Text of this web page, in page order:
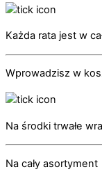
Każda rata jest w
Wprowadzisz w
Na środki trwałe
Na cały asortyment